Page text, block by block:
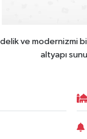
ve modernizmi
altyapı